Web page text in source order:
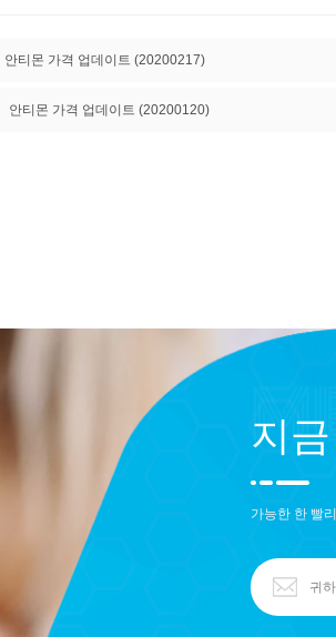
안티몬 가격 업데이트 (20200217)
안티몬 가격 업데이트 (20200120)
지
가능한 한 빨